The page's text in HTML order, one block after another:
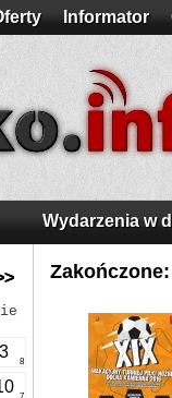
Informator
3
8
Wydarzenia w
Zakończone: